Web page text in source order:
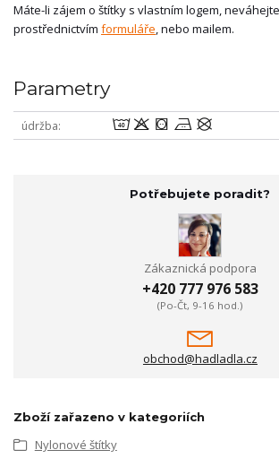
Máte-li zájem o štítky s vlastním logem,
prostřednictvím formuláře , nebo mailem.
Parametry
údržba 8oabU
Potřebujete poradit?
Zákaznická podpora
+420 777 976 583
(Po-Čt, 9-16 hod.)
obchod@hadladla.cz
Zboží zařazeno v kategoriích
Nylonové štítky